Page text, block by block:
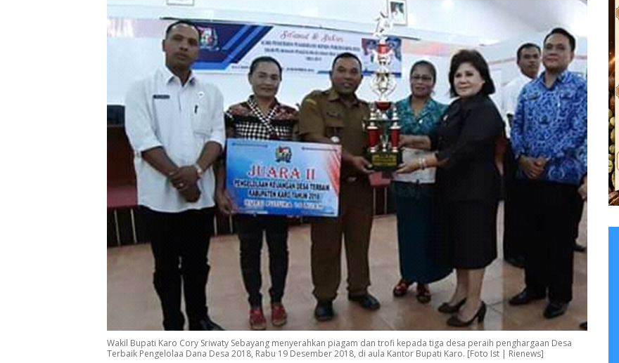
Wakil Bupati Karo Cory Sriwaty Sebayang menyerahkan piagam dan trofi kepada tiga desa peraih penghargaan Desa
Terbaik Pengelolaa Dana Desa 2018, Rabu 19 Desember 2018, di aula Kantor Bupati Karo. [Foto Ist | Rienews]